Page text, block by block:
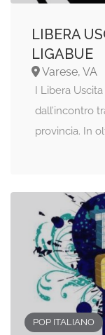
LIBERA
LIGABUE
Varese, VA
I Libera
dall’incontro
provincia. In
POP ITALIANO